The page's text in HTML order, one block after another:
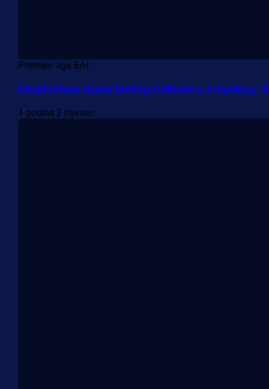
Premijer liga BiH
Eksplozivna izjava bivšeg fudbalera Zrinjskog:
1 godina 2 mjesec